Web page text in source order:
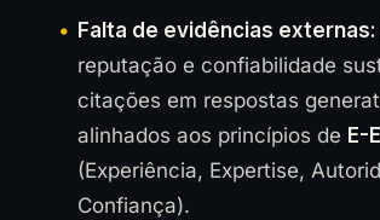
Falta de evidências externas:
reputação e confiabilidade
citações em respostas
alinhados aos princípios de E-
(Experiência, Expertise,
Confiança).